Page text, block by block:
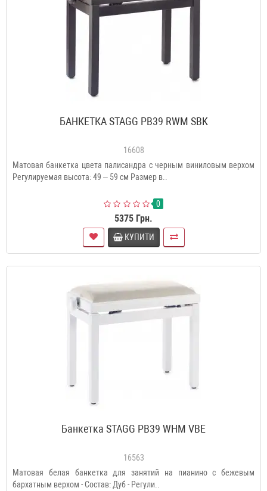
БАНКЕТКА STAGG PB39 RWM SBK
16608
Матовая банкетка цвета палисандра с черным виниловым верхом
Регулируемая высота: 49 – 59 см Размер в..
0
5375 Грн.
КУПИТИ
Банкетка STAGG PB39 WHM VBE
16563
Матовая белая банкетка для занятий на пианино с бежевым
бархатным верхом - Состав: Дуб - Регули..